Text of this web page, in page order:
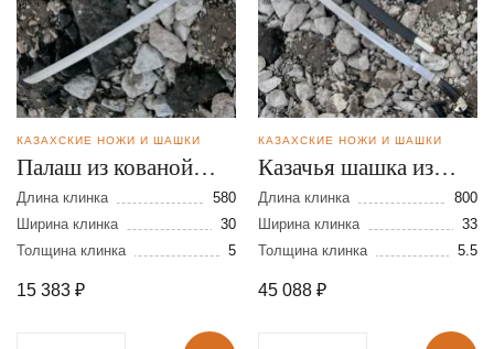
КАЗАХСКИЕ НОЖИ И ШАШКИ
Палаш из кованой
стали 95Х18
Длина клинка
580
Ширина клинка
30
Толщина клинка
5
15 383 ₽
КАЗАХСКИЕ НОЖИ И ШАШКИ
Казачья шашка из
стали 95Х18
Длина клинка
800
Ширина клинка
33
Толщина клинка
5.5
45 088 ₽